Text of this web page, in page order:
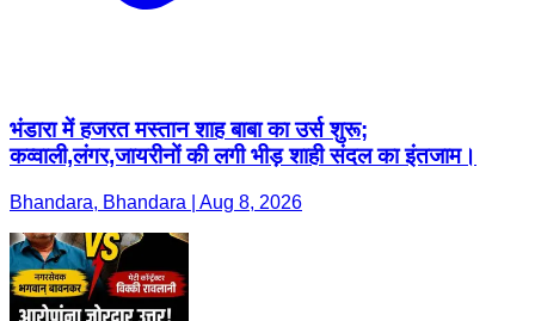
भंडारा में हजरत मस्तान शाह बाबा का उर्स शुरू;
कव्वाली,लंगर,जायरीनों की लगी भीड़ शाही संदल का इंतजाम।
Bhandara, Bhandara | Aug 8, 2026